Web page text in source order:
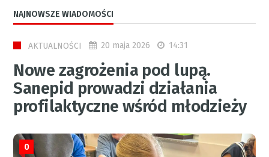
NAJNOWSZE WIADOMOŚCI
AKTUALNOŚCI 20 maja 2026 14:31
Nowe zagrożenia pod lupą.
Sanepid prowadzi działania
profilaktyczne wśród młodzieży
0